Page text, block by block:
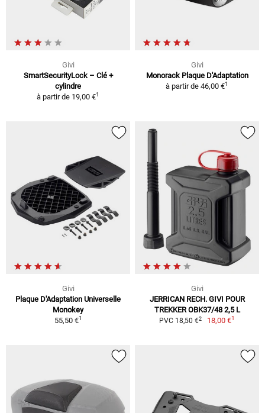
Givi
SmartSecurityLock – Clé +
cylindre
à partir de 19,00 €1
Givi
Monorack Plaque D'Adaptation
à partir de 46,00 €1
Givi
Plaque D'Adaptation Universelle
Monokey
55,50 €1
Givi
JERRICAN RECH. GIVI POUR
TREKKER OBK37/48 2,5 L
PVC 18,50 €2 18,00 €1